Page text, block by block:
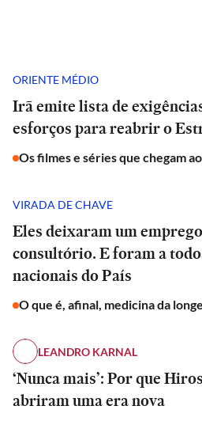
ORIENTE MÉDIO
Irã emite lista de
esforços para reabrir o
Os filmes e séries que chegam
VIRADA DE CHAVE
Eles deixaram um
consultório. E foram a
nacionais do País
O que é, afinal, medicina da
LEANDRO KARNAL
‘Nunca mais’: Por que
abriram uma era nova